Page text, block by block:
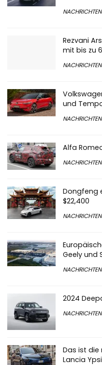
NACHRICHTEN
Rezvani
mit bis zu
NACHRICHTEN
und
NACHRICHTEN
Alfa
NACHRICHTEN
Dongfeng
$22,400
NACHRICHTEN
Geely und
NACHRICHTEN
2024
NACHRICHTEN
Das ist
Lancia